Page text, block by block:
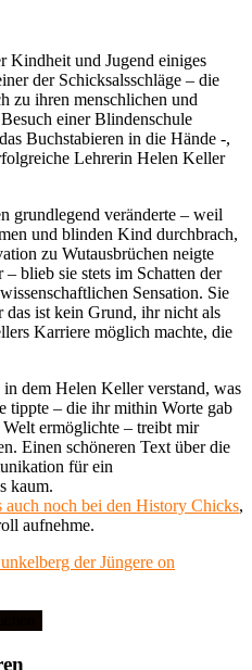
Kindheit und Jugend einiges
der Schicksalsschläge – die
zu ihren menschlichen und
einer Blindenschule
Buchstabieren in die Hände -,
Lehrerin Helen Keller
grundlegend veränderte – weil
und blinden Kind durchbrach,
zu Wutausbrüchen neigte
blieb sie stets im Schatten der
Sensation. Sie
ist kein Grund, ihr nicht als
Karriere möglich machte, die
in dem Helen Keller verstand, was
tippte – die ihr mithin Worte gab
ermöglichte – treibt mir
Einen schöneren Text über die
für ein
kaum.
noch bei den History Chicks,
aufnehme.
der Jüngere on